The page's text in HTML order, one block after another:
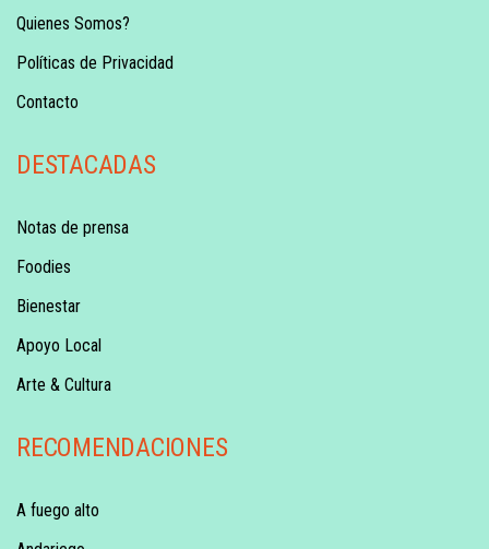
Quienes Somos?
Políticas de Privacidad
Contacto
DESTACADAS
Notas de prensa
Foodies
Bienestar
Apoyo Local
Arte & Cultura
RECOMENDACIONES
A fuego alto